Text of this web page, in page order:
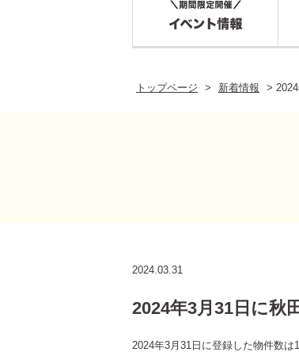
トップページ
> 新着情報 >
2024.03.31
2024年3月31日に秋
2024年3月31日に登録した物件数は